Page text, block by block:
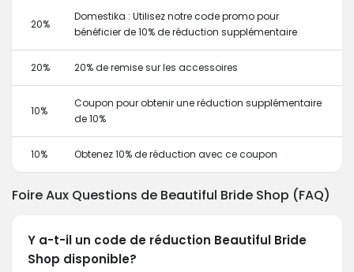
20%
Domestika : Utilisez notre code promo pour
bénéficier de 10% de réduction supplémentaire
20% 20% de remise sur les accessoires
10%
Coupon pour obtenir une réduction supplémentaire
de 10%
10% Obtenez 10% de réduction avec ce coupon
Foire Aux Questions de Beautiful Bride Shop (FAQ)
Y a-t-il un code de réduction Beautiful Bride
Shop disponible?